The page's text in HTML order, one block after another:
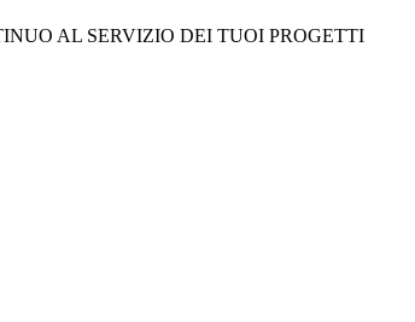
AL SERVIZIO DEI TUOI PROGETTI